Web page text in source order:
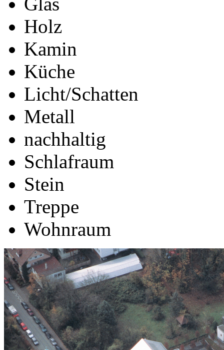
Holz
Kamin
Küche
Licht/Schatten
Metall
nachhaltig
Schlafraum
Stein
Treppe
Wohnraum